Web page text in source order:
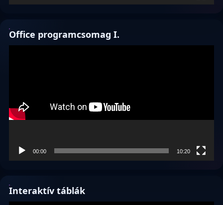
Office programcsomag I.
00:00 10:20
Interaktív táblák